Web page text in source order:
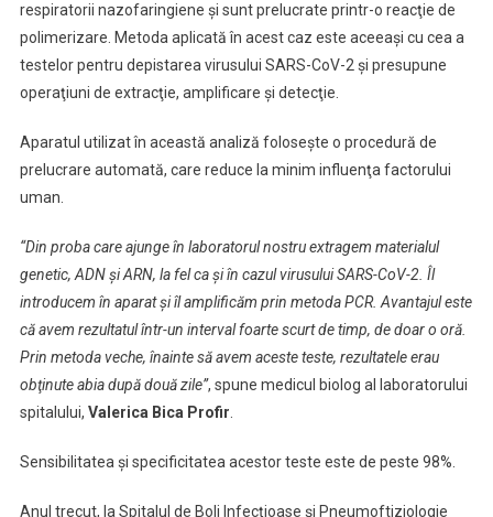
respiratorii nazofaringiene şi sunt prelucrate printr-o reacţie de
polimerizare. Metoda aplicată în acest caz este aceeaşi cu cea a
testelor pentru depistarea virusului SARS-CoV-2 şi presupune
operaţiuni de extracţie, amplificare şi detecţie.
Aparatul utilizat în această analiză foloseşte o procedură de
prelucrare automată, care reduce la minim influenţa factorului
uman.
“Din proba care ajunge în laboratorul nostru extragem materialul
genetic, ADN şi ARN, la fel ca şi în cazul virusului SARS-CoV-2. Îl
introducem în aparat şi îl amplificăm prin metoda PCR. Avantajul este
că avem rezultatul într-un interval foarte scurt de timp, de doar o oră.
Prin metoda veche, înainte să avem aceste teste, rezultatele erau
obţinute abia după două zile”, spune medicul biolog al laboratorului
spitalului, Valerica Bica Profir
Sensibilitatea şi specificitatea acestor teste este de peste 98%.
Anul trecut, la Spitalul de Boli Infecţioase şi Pneumoftiziologie